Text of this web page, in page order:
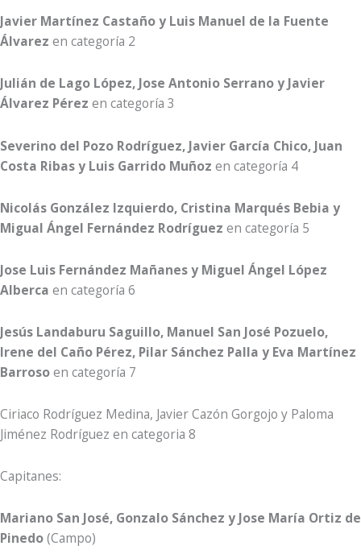
Javier Martínez Castaño y Luis Manuel de la Fuente
Álvarez en categoría 2
Julián de Lago López, Jose Antonio Serrano y Javier
Álvarez Pérez en categoría 3
Severino del Pozo Rodríguez, Javier García Chico, Juan
Costa Ribas y Luis Garrido Muñoz en categoría 4
Nicolás González Izquierdo, Cristina Marqués Bebia y
Migual Ángel Fernández Rodríguez en categoría 5
Jose Luis Fernández Mañanes y Miguel Ángel López
Alberca en categoría 6
Jesús Landaburu Saguillo, Manuel San José Pozuelo,
Irene del Caño Pérez, Pilar Sánchez Palla y Eva Martínez
Barrosoen categoría 7
Ciriaco Rodríguez Medina, Javier Cazón Gorgojo y Paloma
Jiménez Rodríguez en categoria 8
Capitanes:
Mariano San José, Gonzalo Sánchez y Jose María Ortiz de
Pinedo(Campo)